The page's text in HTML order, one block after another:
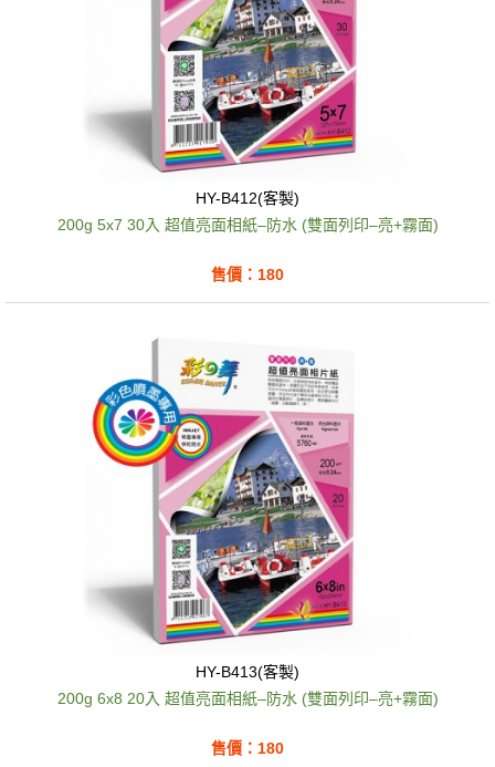
HY-B412(客製)
200g 5x7 30入 超值亮面相紙–防水 (雙面列印–亮+霧面)
售價：180
HY-B413(客製)
200g 6x8 20入 超值亮面相紙–防水 (雙面列印–亮+霧面)
售價：180